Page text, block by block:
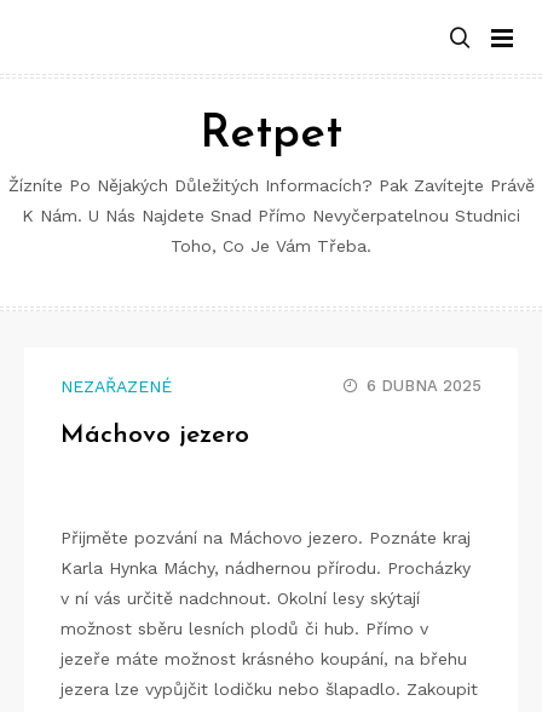
Retpet
Žízníte Po Nějakých Důležitých Informacích? Pak Zavítejte Právě
K Nám. U Nás Najdete Snad Přímo Nevyčerpatelnou Studnici
Toho, Co Je Vám Třeba.
NEZAŘAZENÉ 6 DUBNA 2025
Máchovo jezero
Přijměte pozvání na Máchovo jezero. Poznáte kraj
Karla Hynka Máchy, nádhernou přírodu. Procházky
v ní vás určitě nadchnout. Okolní lesy skýtají
možnost sběru lesních plodů či hub. Přímo v
jezeře máte možnost krásného koupání, na břehu
jezera lze vypůjčit lodičku nebo šlapadlo. Zakoupit